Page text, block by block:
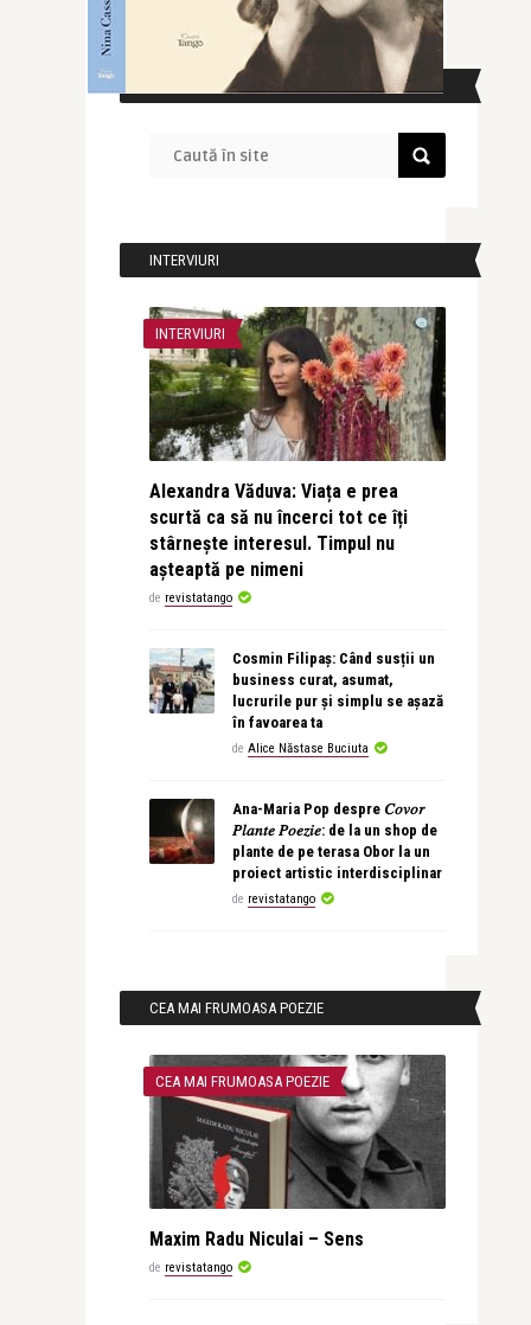
CAUTĂ ÎN SITE
INTERVIURI
INTERVIURI
Alexandra Văduva: Viața e prea
scurtă ca să nu încerci tot ce îți
stârnește interesul. Timpul nu
așteaptă pe nimeni
de revistatango
Cosmin Filipaș: Când susții un
business curat, asumat,
lucrurile pur și simplu se așază
în favoarea ta
de Alice Năstase Buciuta
Ana-Maria Pop despre 𝐶𝑜𝑣𝑜𝑟
𝑃𝑙𝑎𝑛𝑡𝑒 𝑃𝑜𝑒𝑧𝑖𝑒: de la un shop de
plante de pe terasa Obor la un
proiect artistic interdisciplinar
de revistatango
CEA MAI FRUMOASA POEZIE
CEA MAI FRUMOASA POEZIE
Maxim Radu Niculai – Sens
de revistatango